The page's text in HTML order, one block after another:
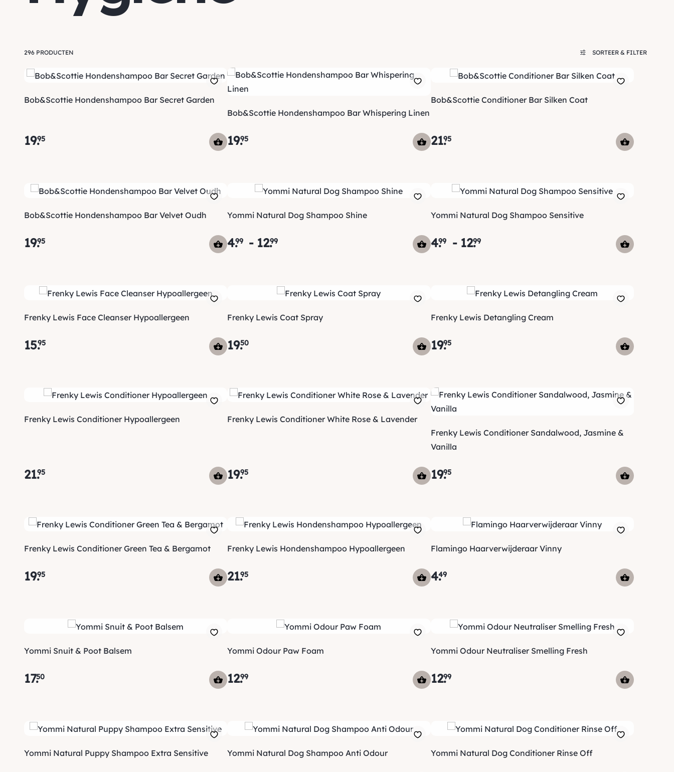
296 PRODUCTEN SORTEER & FILTER
Bob&Scottie Hondenshampoo Bar Secret Garden
19.95
Bob&Scottie Hondenshampoo Bar Whispering Linen
19.95
Bob&Scottie Conditioner Bar Silken Coat
21.95
Bob&Scottie Hondenshampoo Bar Velvet Oudh
19.95
Yommi Natural Dog Shampoo Shine
4.
99 - 12.99
Yommi Natural Dog Shampoo Sensitive
4.99 - 12.99
Frenky Lewis Face Cleanser Hypoallergeen
15.95
Frenky Lewis Coat Spray
19.50
Frenky Lewis Detangling Cream
19.95
Frenky Lewis Conditioner Hypoallergeen
21.95
Frenky Lewis Conditioner White Rose & Lavender
19.95
Frenky Lewis Conditioner Sandalwood, Jasmine &
Vanilla
19.95
Frenky Lewis Conditioner Green Tea & Bergamot
19.95
Frenky Lewis Hondenshampoo Hypoallergeen
21.
95
Flamingo Haarverwijderaar Vinny
4.49
Yommi Snuit & Poot Balsem
17.50
Yommi Odour Paw Foam
12.99
Yommi Odour Neutraliser Smelling Fresh
12.99
Yommi Natural Puppy Shampoo Extra Sensitive Yommi Natural Dog Shampoo Anti Odour Yommi Natural Dog Conditioner Rinse Off